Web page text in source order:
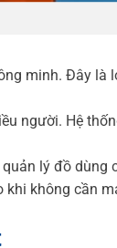
minh. Đây là
người. Hệ
lý đồ dùng
khi không cần